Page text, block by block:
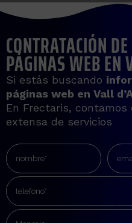
CONTRATACIÓN
PÁGINAS WEB EN
Si estás buscando
páginas web en Vall
En Frectaris, contamos
extensa de servicios